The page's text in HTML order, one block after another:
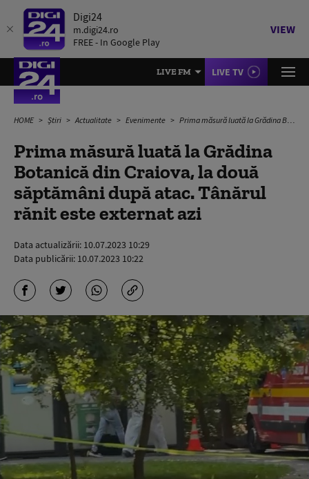
Digi24
m.digi24.ro
FREE - In Google Play
VIEW
LIVE FM LIVE TV
HOME Știri Actualitate Evenimente Prima măsură luată la Grădina Botanică din Craiova, la două săptămâni după atac. Tânărul rănit este externat azi
Prima măsură luată la Grădina
Botanică din Craiova, la două
săptămâni după atac. Tânărul
rănit este externat azi
Data actualizării: 10.07.2023 10:29
Data publicării: 10.07.2023 10:22